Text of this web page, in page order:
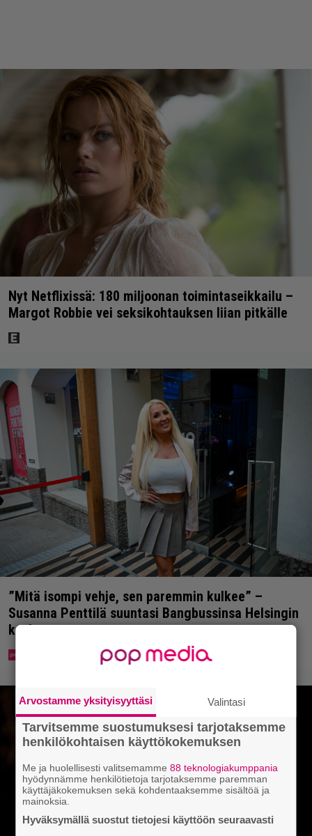
Nyt Netflixissä: 180 miljoonan toimintaseikkailu –
Margot Robbie vei seksikohtauksen liian pitkälle
”Mitä isompi vehje, sen paremmin kulkee” –
Susanna Penttilä suuntasi Bangbussinsa Helsingin
keskustaan
Arvostamme yksityisyyttäsi Valintasi
Tarvitsemme suostumuksesi tarjotaksemme
henkilökohtaisen käyttökokemuksen
Me ja huolellisesti valitsemamme88 teknologiakumppania
hyödynnämme henkilötietoja tarjotaksemme paremman
käyttäjäkokemuksen sekä kohdentaaksemme sisältöä ja
mainoksia.
Hyväksymällä suostut tietojesi käyttöön seuraavasti